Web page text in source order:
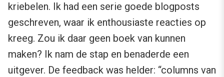
kriebelen. Ik had een serie goede blogposts
geschreven, waar ik enthousiaste reacties op
kreeg. Zou ik daar geen boek van kunnen
maken? Ik nam de stap en benaderde een
uitgever. De feedback was helder: “columns van